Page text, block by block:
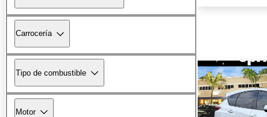
Carrocería
Tipo de combustible
Motor